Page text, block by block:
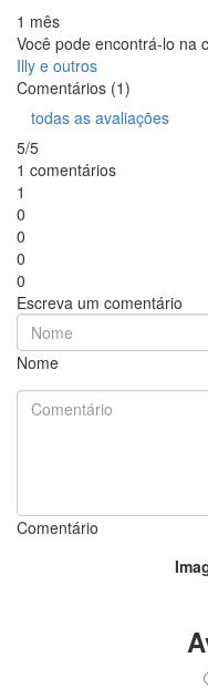
1 mês
Você pode encontrá-lo na
Illy e outros
Comentários (1)
todas as avaliações
5/5
1 comentários
1
0
0
0
0
Escreva um comentário
Nome
Comentário